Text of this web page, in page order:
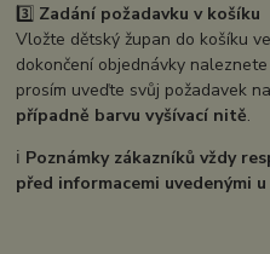
3️⃣ Zadání požadavku v košíku
Vložte dětský župan do košíku
dokončení objednávky
prosím uveďte svůj požadavek na
případně barvu vyšívací nitě.
ℹ️ Poznámky zákazníků vždy
před informacemi uvedenými